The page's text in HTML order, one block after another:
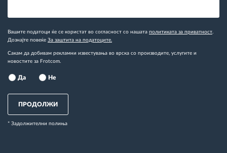
Вашите податоци ќе се користат во согласност со нашата политиката за приватност.
Дознајте повеќе За заштита на податоците.
Сакам да добивам рекламни известувања во врска со производите, услугите и
новостите за Frotcom.
Да Не
ПРОДОЛЖИ
* Задолжителни полиња